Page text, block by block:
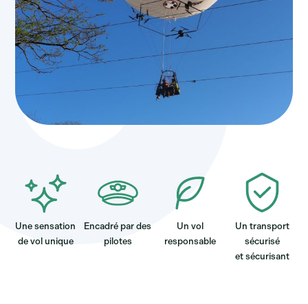
Une sensation
de vol unique
Encadré par des
pilotes
Un vol
responsable
Un transport
sécurisé
et sécurisant